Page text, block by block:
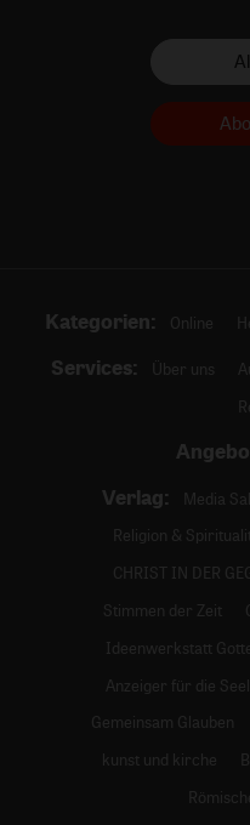
Kategorien: Online
Services: Über uns
Verlag:
Media
Religion &
CHRIST IN DER
Stimmen der Zeit
Ideenwerkstatt
Anzeiger für die
Gemeinsam Glauben
kunst und kirche